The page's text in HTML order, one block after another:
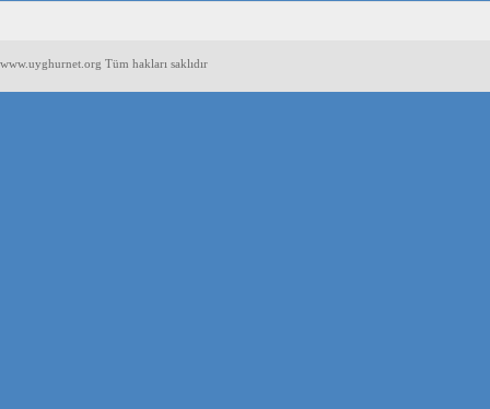
www.uyghurnet.org Tüm hakları saklıdır